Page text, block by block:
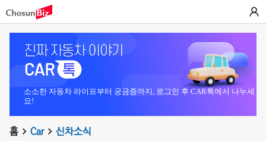
소소한 자동차 라이프부터 궁금증까지, 로그인 후 CAR톡에서 나누세
요!
홈 Car 신차소식